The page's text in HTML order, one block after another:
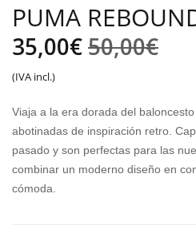
PUMA
50,00€El
35,00€
El
es:
(IVA incl.)
Viaja a la era dorada del
abotinadas de inspiración retro.
pasado y son perfectas para las
combinar un moderno diseño en
cómoda.